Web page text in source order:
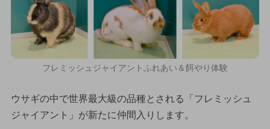
フレミッシュジャイアントふれあい＆餌やり体験
ウサギの中で世界最大級の品種とされる「フレミッシュ
ジャイアント」が新たに仲間入りします。